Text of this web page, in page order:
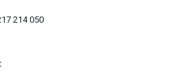
214 050